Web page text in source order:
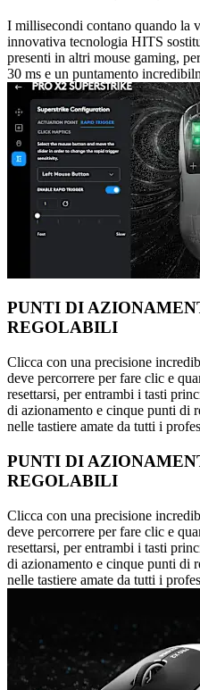
I millisecondi contano quando la
innovativa tecnologia HITS
presenti in altri mouse gaming,
30 ms e un puntamento
PUNTI DI
REGOLABILI
Clicca con una precisione
deve percorrere per fare clic e
resettarsi, per entrambi i tasti
di azionamento e cinque punti di
nelle tastiere amate da tutti i
PUNTI DI
REGOLABILI
Clicca con una precisione
deve percorrere per fare clic e
resettarsi, per entrambi i tasti
di azionamento e cinque punti di
nelle tastiere amate da tutti i